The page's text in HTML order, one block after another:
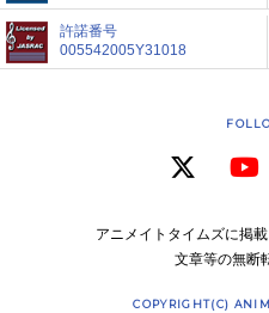
許諾番号
005542005Y31018
アニメイトタイムズに掲
文章等の無断
COPYRIGHT(C)